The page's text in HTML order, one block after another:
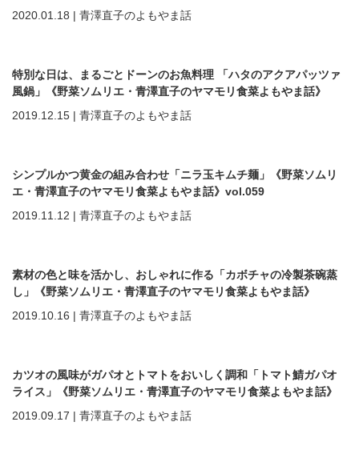
2020.01.18 | 青澤直子のよもやま話
特別な日は、まるごとドーンのお魚料理 「ハタのアクアパッツァ
風鍋」《野菜ソムリエ・青澤直子のヤマモリ食菜よもやま話》
2019.12.15 | 青澤直子のよもやま話
シンプルかつ黄金の組み合わせ「ニラ玉キムチ麺」《野菜ソムリ
エ・青澤直子のヤマモリ食菜よもやま話》vol.059
2019.11.12 | 青澤直子のよもやま話
素材の色と味を活かし、おしゃれに作る「カボチャの冷製茶碗蒸
し」《野菜ソムリエ・青澤直子のヤマモリ食菜よもやま話》
2019.10.16 | 青澤直子のよもやま話
カツオの風味がガパオとトマトをおいしく調和「トマト鯖ガパオ
ライス」《野菜ソムリエ・青澤直子のヤマモリ食菜よもやま話》
2019.09.17 | 青澤直子のよもやま話